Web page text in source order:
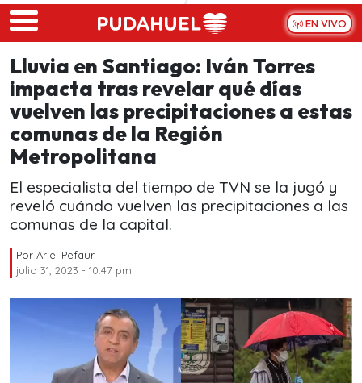
Skip to main content
EN VIVO
Lluvia en Santiago: Iván Torres
impacta tras revelar qué días
vuelven las precipitaciones a estas
comunas de la Región
Metropolitana
El especialista del tiempo de TVN se la jugó y
reveló cuándo vuelven las precipitaciones a las
comunas de la capital.
Por Ariel Pefaur
julio 31, 2023 - 10:47 pm